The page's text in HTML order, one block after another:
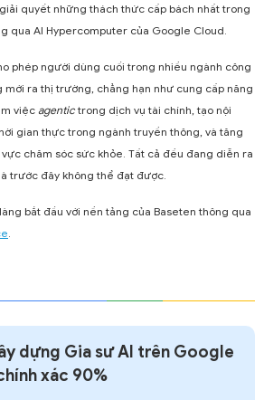
quyết những thách thức cấp bách nhất trong
qua AI Hypercomputer của Google Cloud.
phép người dùng cuối trong nhiều ngành công
ra thị trường, chẳng hạn như cung cấp năng
việc agentictrong dịch vụ tài chính, tạo nội
gian thực trong ngành truyền thông, và tăng
chăm sóc sức khỏe. Tất cả đều đang diễn ra
trước đây không thể đạt được.
bắt đầu với nền tảng của Baseten thông qua
.
dựng Gia sư AI trên Google
xác 90%